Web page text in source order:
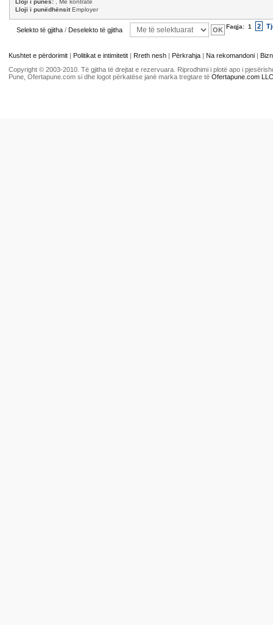
Lloji i punës: , Me kontratë
Lloji i punëdhënsitEmployer
Selekto të gjitha / Deselekto të gjitha Faqja: 1 2
Kushtet e përdorimit | Politikat e intimitetit | Rreth nesh | Përkrahja | Na rekomandoni |
Copyright © 2003-2010. Të gjitha të drejtat e rezervuara. Riprodhimi i plotë apo i
Pune, Ofertapune.com si dhe logot përkatëse janë marka tregtare të Ofertapune.com LLC